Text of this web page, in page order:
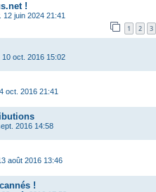
!
12 juin 2024 21:41
1 2 3
10 oct. 2016 15:02
oct. 2016 21:41
2016 14:58
août 2016 13:46
!